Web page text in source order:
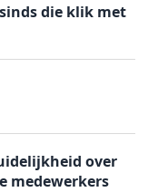
die klik met
over
medewerkers